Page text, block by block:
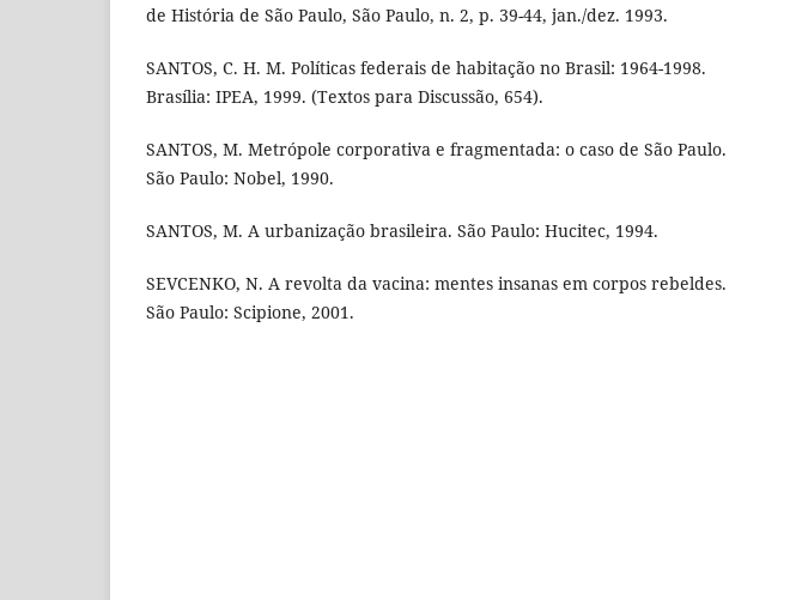
de História de São Paulo, São Paulo, n. 2, p. 39-44, jan./dez. 1993.
SANTOS, C. H. M. Políticas federais de habitação no Brasil: 1964-1998.
Brasília: IPEA, 1999. (Textos para Discussão, 654).
SANTOS, M. Metrópole corporativa e fragmentada: o caso de São Paulo.
São Paulo: Nobel, 1990.
SANTOS, M. A urbanização brasileira. São Paulo: Hucitec, 1994.
SEVCENKO, N. A revolta da vacina: mentes insanas em corpos rebeldes.
São Paulo: Scipione, 2001.